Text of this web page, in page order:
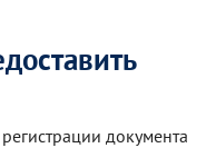
документа